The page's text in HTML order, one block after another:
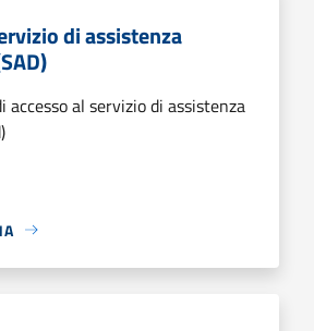
di assistenza
accesso al servizio di assistenza